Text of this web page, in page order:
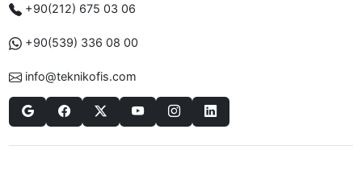
+90(212) 675 03 06
+90(539) 336 08 00
info@teknikofis.com